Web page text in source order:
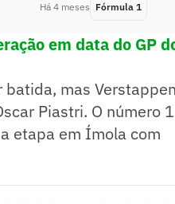
Há 4 meses Fórmula 1
em data do GP
mas Verstappen
Piastri. O número 1
etapa em Ímola com